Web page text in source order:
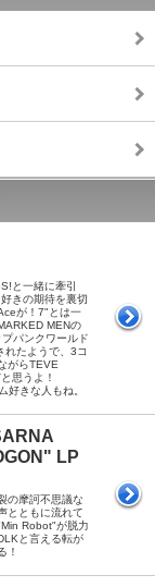
と一緒に牽引
きの期待を裏切
が！7"とは一
MENの
パンクワールド
れたようで、3コ
がらTEVE
思うよ！
好きな人もね。
LP
の摩訶不思議な
とともに流れて
Robot"が脱力
と言える転が
！